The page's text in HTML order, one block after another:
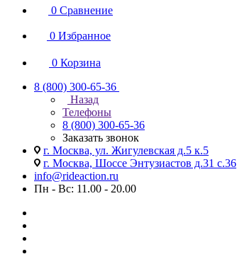
0 Сравнение
0 Избранное
0 Корзина
8 (800) 300-65-36
Назад
Телефоны
8 (800) 300-65-36
Заказать звонок
г. Москва, ул. Жигулевская д.5 к.5
г. Москва, Шоссе Энтузиастов д.31 с.36
info@rideaction.ru
Пн - Вс: 11.00 - 20.00